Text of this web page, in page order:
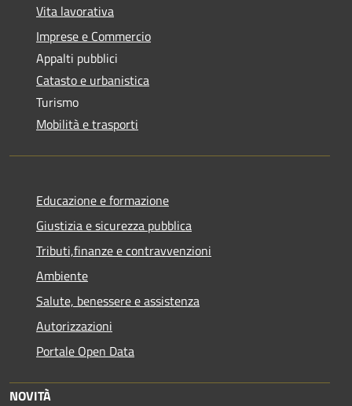
Vita lavorativa
Imprese e Commercio
Appalti pubblici
Catasto e urbanistica
Turismo
Mobilità e trasporti
Educazione e formazione
Giustizia e sicurezza pubblica
Tributi,finanze e contravvenzioni
Ambiente
Salute, benessere e assistenza
Autorizzazioni
Portale Open Data
NOVITÀ